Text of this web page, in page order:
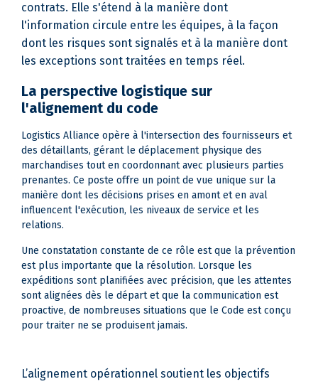
contrats. Elle s'étend à la manière dont
l'information circule entre les équipes, à la façon
dont les risques sont signalés et à la manière dont
les exceptions sont traitées en temps réel.
La perspective logistique sur
l'alignement du code
Logistics Alliance opère à l'intersection des fournisseurs et
des détaillants, gérant le déplacement physique des
marchandises tout en coordonnant avec plusieurs parties
prenantes. Ce poste offre un point de vue unique sur la
manière dont les décisions prises en amont et en aval
influencent l'exécution, les niveaux de service et les
relations.
Une constatation constante de ce rôle est que la prévention
est plus importante que la résolution. Lorsque les
expéditions sont planifiées avec précision, que les attentes
sont alignées dès le départ et que la communication est
proactive, de nombreuses situations que le Code est conçu
pour traiter ne se produisent jamais.
L’alignement opérationnel soutient les objectifs